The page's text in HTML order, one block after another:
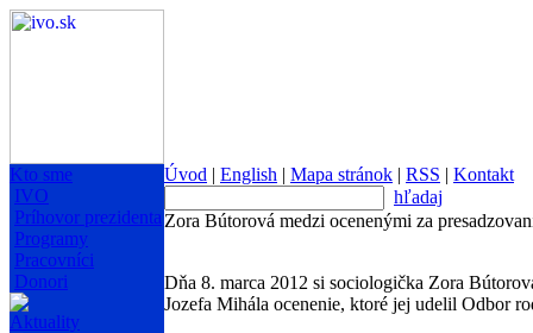
Kto sme
IVO
Príhovor prezidenta
Programy
Pracovníci
Donori
Aktuality
Úvod | English | Mapa stránok | RSS | Kontakt
hľadaj
Zora Bútorová medzi ocenenými za
Dňa 8. marca 2012 si sociologička Zora
Jozefa Mihála ocenenie, ktoré jej udelil Odbor